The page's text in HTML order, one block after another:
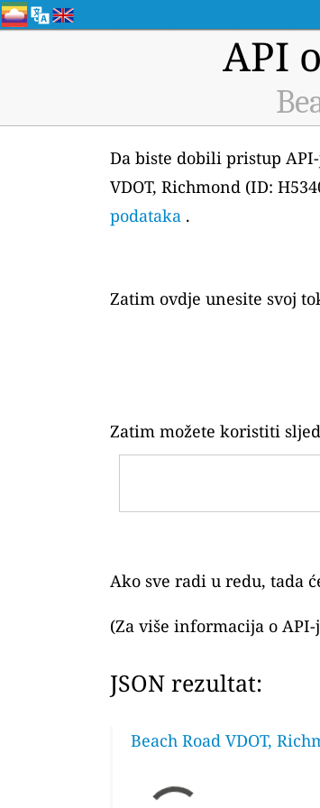
API
Da biste dobili pristup
VDOT, Richmond (ID:
podataka .
Zatim ovdje unesite svoj
Zatim možete koristiti
Ako sve radi u redu, tada
(Za više informacija o
JSON rezultat:
Beach Road VDOT,